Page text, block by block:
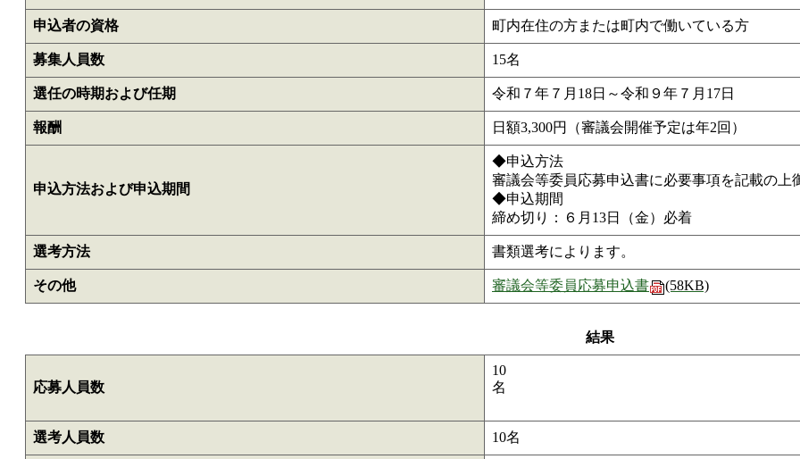
申込者の資格 町内在住の方または町内で働いている方
募集人員数 15名
選任の時期および任期 令和７年７月18日～令和９年７月17日
報酬 日額3,300円（審議会開催予定は年2回）
申込方法および申込期間
◆申込方法
審議会等委員応募申込書に必要事項を記載の上
◆申込期間
締め切り：６月13日（金）必着
選考方法 書類選考によります。
その他 審議会等委員応募申込書 (58KB)
結果
応募人員数
10
選考人員数 10名